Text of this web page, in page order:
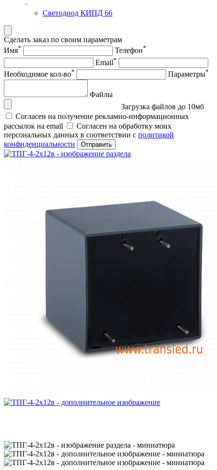
Светодиод КИПД 66
Сделать заказ по своим параметрам
Имя* Телефон*
Email*
Необходимое кол-во* Параметры*
Файлы
Загрузка файлов до 10мб
Согласен на получение рекламно-информационных
рассылок на email
Согласен на обработку моих
персональных данных в соответствии с политикой
конфиденциальности
Отправить